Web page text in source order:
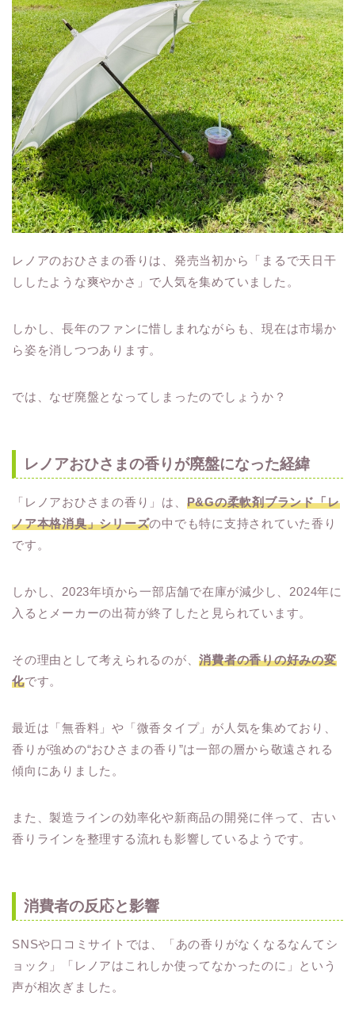
レノアのおひさまの香りは、発売当初から「まるで天日干
ししたような爽やかさ」で人気を集めていました。
しかし、長年のファンに惜しまれながらも、現在は市場か
ら姿を消しつつあります。
では、なぜ廃盤となってしまったのでしょうか？
レノアおひさまの香りが廃盤になった経緯
「レノアおひさまの香り」は、 P&Gの柔軟剤ブランド「レ
ノア本格消臭」シリーズの中でも特に支持されていた香り
です。
しかし、2023年頃から一部店舗で在庫が減少し、2024年に
入るとメーカーの出荷が終了したと見られています。
その理由として考えられるのが、消費者の香りの好みの変
化です。
最近は「無香料」や「微香タイプ」が人気を集めており、
香りが強めの“おひさまの香り”は一部の層から敬遠される
傾向にありました。
また、製造ラインの効率化や新商品の開発に伴って、古い
香りラインを整理する流れも影響しているようです。
消費者の反応と影響
SNSや口コミサイトでは、「あの香りがなくなるなんてシ
ョック」「レノアはこれしか使ってなかったのに」という
声が相次ぎました。